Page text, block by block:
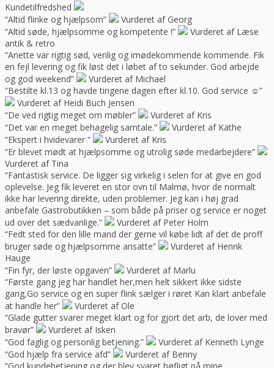
Kundetilfredshed
“Altid flinke og hjælpsom”
Vurderet af Georg
“Altid søde, hjælpsomme og kompetente !”
Vurderet af Læse
antik & retro
“Anette var rigtig sød, venlig og imødekommende kommende. Fik
en fejl levering og fik løst det i løbet af to sekunder. God arbejde
og god weekend”
Vurderet af Michael
“Bestilte kl.13 og havde tingene dagen efter kl.10. God service ☺”
Vurderet af Heidi Buch Jensen
“De ved rigtig meget om møbler”
Vurderet af Kris
“Det var en meget behagelig samtale.”
Vurderet af Käthe
“Ekspert i hvidevarer “
Vurderet af Kris
“Er blevet mødt at hjælpsomme og utrolig søde medarbejdere”
Vurderet af Tina
“Fantastisk service. De ligger sig virkelig i selen for at give en god
oplevelse. Jeg fik leveret en stor ovn til Malmø, hvor de normalt
ikke har levering direkte, uden problemer. Jeg kan i høj grad
anbefale Gastrobutikken – som både på priser og service er noget
ud over det sædvanlige.”
Vurderet af Peter Holm
“Fedt sted for den lille mand der gerne vil købe lidt af det de proff
bruger søde og hjælpsomme ansatte”
Vurderet af Henrik
Hauge
“Fin fyr, der løste opgaven”
Vurderet af Marlu
“Første gang jeg har handlet her,men helt sikkert ikke sidste
gang,Go service og en super flink sælger i røret Kan klart anbefale
at handle her”
Vurderet af Ole
“Glade gutter svarer meget klart og for gjort det arb, de lover med
bravør”
Vurderet af Isken
“God faglig og personlig betjening.”
Vurderet af Kenneth Lynge
“God hjælp fra service afd”
Vurderet af Benny